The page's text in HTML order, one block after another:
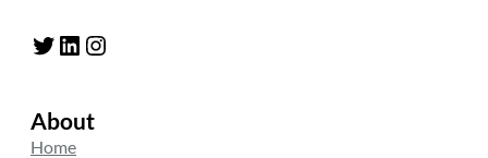
Twitter LinkedIn Instagram
About
Home